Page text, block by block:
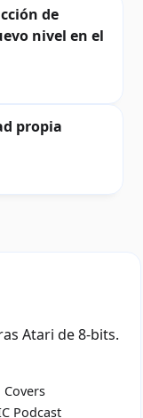
de
nivel en el
propia
Atari de 8-bits.
Covers
Podcast